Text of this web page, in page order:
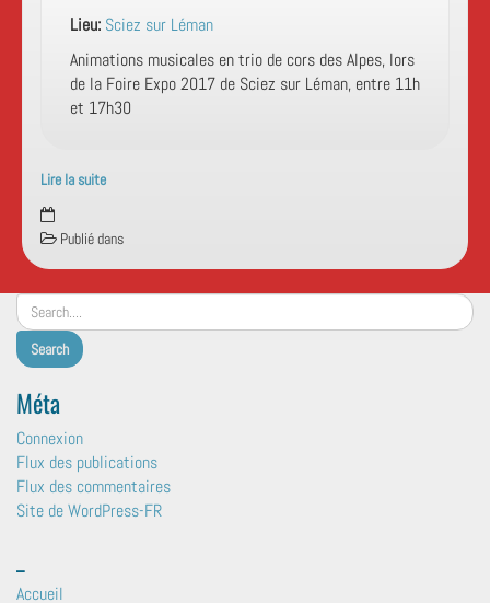
Lieu: Sciez sur Léman
Animations musicales en trio de cors des Alpes, lors
de la Foire Expo 2017 de Sciez sur Léman, entre 11h
et 17h30
Lire la suite
Événements
à
:
Sciez
sur
Léman
Publié dans
Méta
Connexion
Flux des publications
Flux des commentaires
Site de WordPress-FR
Accueil